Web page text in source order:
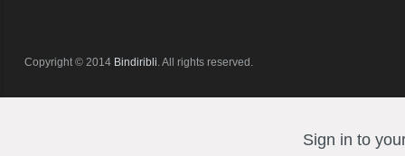
Copyright © 2014 Bindiribli. All rights reserved.
Sign in to